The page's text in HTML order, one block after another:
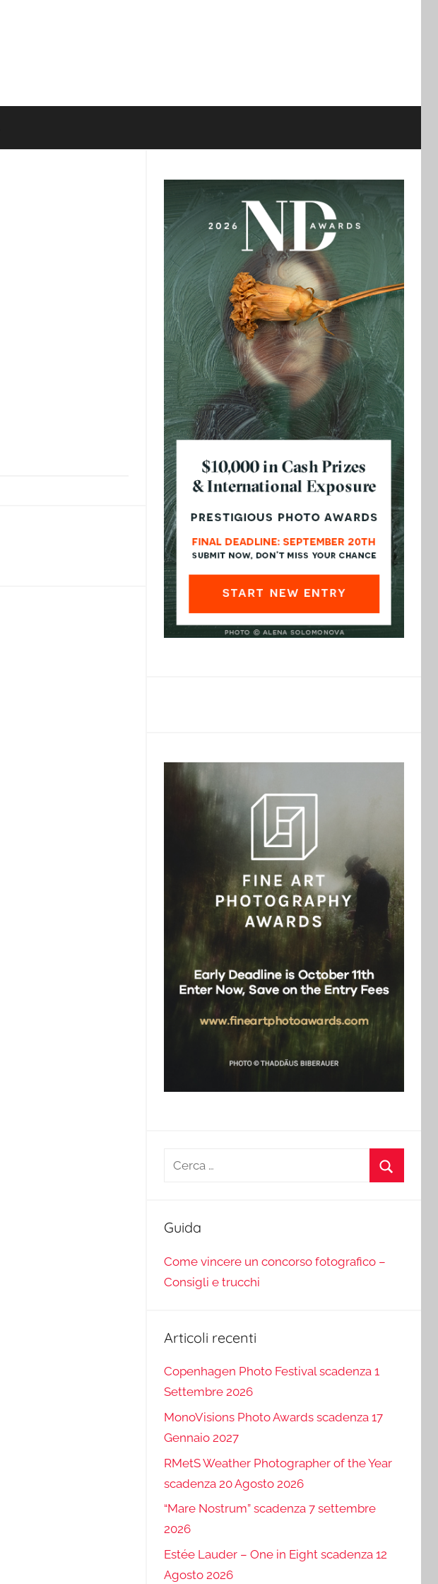
Ricerca
Guida
Come vincere un concorso fotografico –
Consigli e trucchi
Articoli recenti
Copenhagen Photo Festival scadenza 1
Settembre 2026
MonoVisions Photo Awards scadenza 17
Gennaio 2027
RMetS Weather Photographer of the Year
scadenza 20 Agosto 2026
“Mare Nostrum” scadenza 7 settembre
2026
Estée Lauder – One in Eight scadenza 12
Agosto 2026